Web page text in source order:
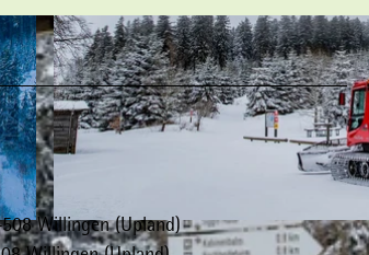
© Wintersport-Arena Sauerland, Stephan Peters |CC-BY-SA
Willingen (Upland)